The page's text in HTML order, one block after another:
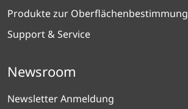
Produkte zur Oberflächenbestimmung
Support & Service
Newsroom
Newsletter Anmeldung